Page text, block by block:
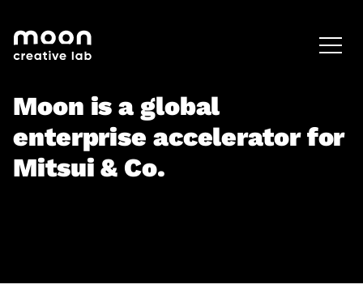
HOME
CAREERS
LEADERSHIP
Moon is a global
enterprise accelerator for
Mitsui & Co.